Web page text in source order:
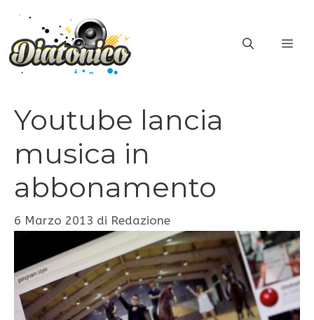
contenuto
Youtube lancia
musica in
abbonamento
6 Marzo 2013 di Redazione